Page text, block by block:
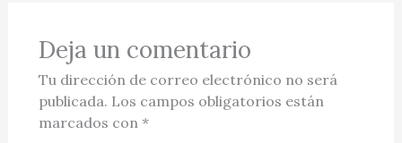
Deja un comentario
Tu dirección de correo electrónico no será
publicada. Los campos obligatorios están
marcados con *